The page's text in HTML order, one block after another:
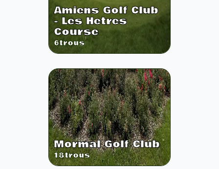
Amiens Golf Club
- Les Hetres
Course
6trous
Mormal Golf Club
18trous